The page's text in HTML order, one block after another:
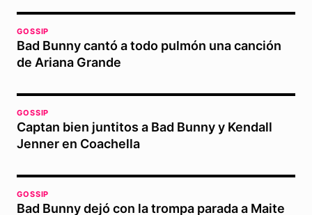
GOSSIP
Bad Bunny cantó a todo pulmón una canción
de Ariana Grande
GOSSIP
Captan bien juntitos a Bad Bunny y Kendall
Jenner en Coachella
GOSSIP
Bad Bunny dejó con la trompa parada a Maite